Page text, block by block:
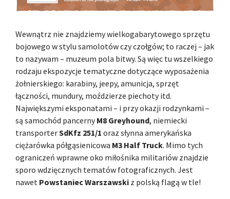
Wewnątrz nie znajdziemy wielkogabarytowego sprzętu
bojowego w stylu samolotów czy czołgów; to raczej – jak
to nazywam – muzeum pola bitwy. Są więc tu wszelkiego
rodzaju ekspozycje tematyczne dotyczące wyposażenia
żołnierskiego: karabiny, jeepy, amunicja, sprzęt
łączności, mundury, moździerze piechoty itd.
Największymi eksponatami – i przy okazji rodzynkami –
są samochód pancernyM8 Greyhound, niemiecki
transporterSdKfz 251/1 oraz słynna amerykańska
ciężarówka półgąsienicowa M3 Half Truck. Mimo tych
ograniczeń wprawne oko miłośnika militariów znajdzie
sporo wdzięcznych tematów fotograficznych. Jest
nawet Powstaniec Warszawski z polską flagą w tle!